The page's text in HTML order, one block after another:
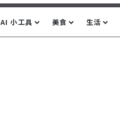
AI 小工具 美食 生活